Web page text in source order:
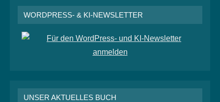
WORDPRESS- & KI-NEWSLETTER
UNSER AKTUELLES BUCH